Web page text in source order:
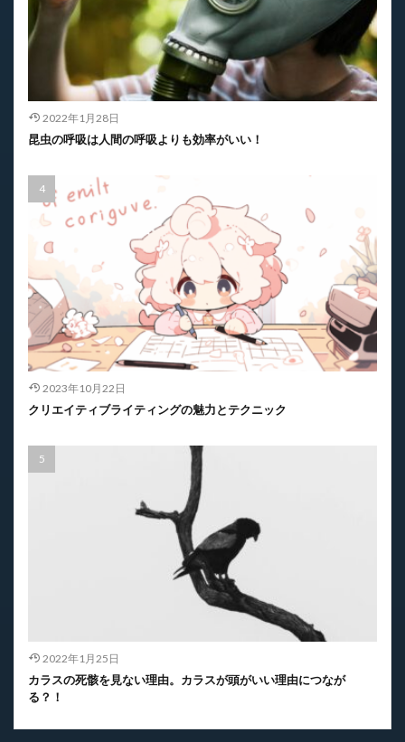
2022年1月28日
昆虫の呼吸は人間の呼吸よりも効率がいい！
2023年10月22日
クリエイティブライティングの魅力とテクニック
2022年1月25日
カラスの死骸を見ない理由。カラスが頭がいい理由につなが
る？！